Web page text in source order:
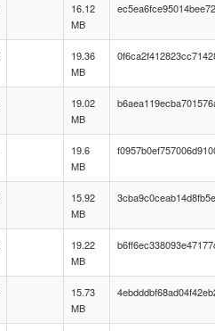
16.12
MB
19.36
MB
19.02
MB
19.6
MB
15.92
MB
19.22
MB
15.73
MB